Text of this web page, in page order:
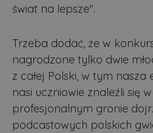
świat na lepsze".
Trzeba dodać, że w
nagrodzone tylko dwie
z całej Polski, w tym nasza
nasi uczniowie znaleźli się
profesjonalnym gronie
podcastowych polskich